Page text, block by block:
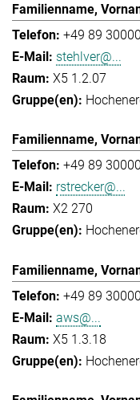
+49 89
stehlver@...
X5 1.2.07
+49 89
rstrecker@...
X2 270
+49 89
aws@...
X5 1.3.18